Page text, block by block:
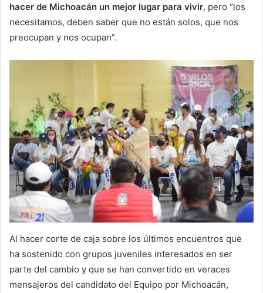
hacer de Michoacán un mejor lugar para vivir, pero “los
necesitamos, deben saber que no están solos, que nos
preocupan y nos ocupan”.
Al hacer corte de caja sobre los últimos encuentros que
ha sostenido con grupos juveniles interesados en ser
parte del cambio y que se han convertido en veraces
mensajeros del candidato del Equipo por Michoacán,